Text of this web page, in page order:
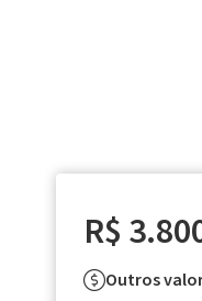
R$
Outros